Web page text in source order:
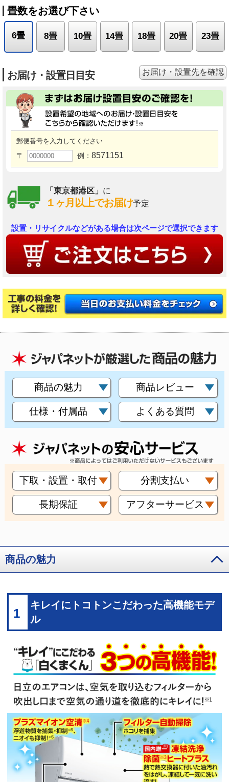
用環境により能力が低下する場合があります。
定されておらず、お客様による設定が必要
畳数をお選び下さい
6畳 8畳 10畳 14畳 18畳 20畳 23畳
お届け・設置日目安
郵便番号を入力してください
〒 例： 8571151
「東京都港区」 に
１ヶ月以上でお届け予定
お届け・設置先を確認
設置・リサイクルなどがある場合は次ページで選択できます
商品の魅力 商品レビュー
仕様・付属品 よくある質問
下取・設置・取付 分割支払い
長期保証 アフターサービス
商品の魅力
1
キレイにトコトンこだわった高機能モデ
ル